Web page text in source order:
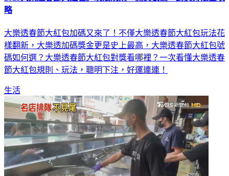
略
大樂透春節大紅包加碼又來了！不僅大樂透春節大紅包玩法花
樣翻新，大樂透加碼獎金更是史上最高，大樂透春節大紅包號
碼如何選？大樂透春節大紅包對獎看哪裡？一次看懂大樂透春
節大紅包規則、玩法，聰明下注，好運連連！
生活